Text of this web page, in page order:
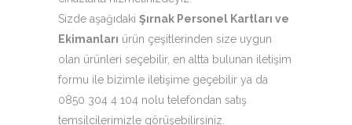
Sizde aşağıdaki Şırnak Personel Kartları ve
Ekimanları ürün çeşitlerinden size uygun
olan ürünleri seçebilir, en altta bulunan iletişim
formu ile bizimle iletişime geçebilir ya da
0850 304 4 104 nolu telefondan satış
temsilcilerimizle görüşebilirsiniz.